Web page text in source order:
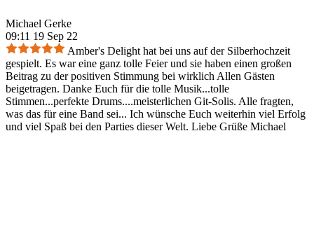
Michael Gerke
09:11 19 Sep 22
Amber's Delight hat bei uns auf der Silberhochzeit
gespielt. Es war eine ganz tolle Feier und sie haben einen großen
Beitrag zu der positiven Stimmung bei wirklich Allen Gästen
beigetragen. Danke Euch für die tolle Musik...tolle
Stimmen...perfekte Drums....meisterlichen Git-Solis. Alle fragten,
was das für eine Band sei... Ich wünsche Euch weiterhin viel Erfolg
und viel Spaß bei den Parties dieser Welt. Liebe Grüße Michael